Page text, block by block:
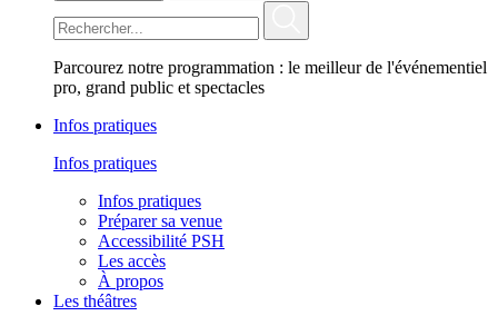
Parcourez notre programmation : le meilleur de l'événementiel
pro, grand public et spectacles
Infos pratiques
Infos pratiques
Infos pratiques
Préparer sa venue
Accessibilité PSH
Les accès
À propos
Les théâtres